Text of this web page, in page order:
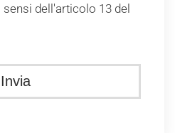
sensi dell'articolo 13 del